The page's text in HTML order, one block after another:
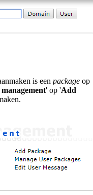
is een package op
' op 'Add